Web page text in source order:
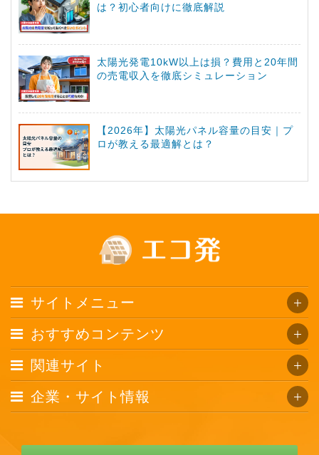
は？初心者向けに徹底解説
太陽光発電10kW以上は損？費用と20年間
の売電収入を徹底シミュレーション
【2026年】太陽光パネル容量の目安｜プ
ロが教える最適解とは？
サイトメニュー
おすすめコンテンツ
関連サイト
企業・サイト情報